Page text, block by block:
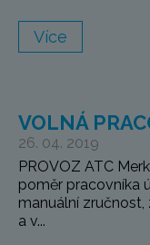
Více
VOLNÁ
26. 04. 2019
PROVOZ ATC
poměr pracovníka
manuální
a v...